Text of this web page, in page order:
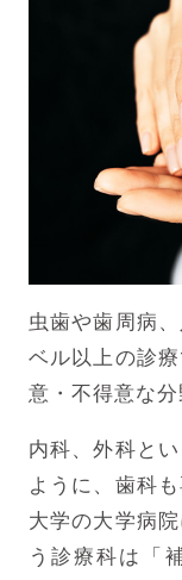
虫歯や歯周病
ベル以上の診
意・不得意な分
内科、外科と
ように、歯科
大学の大学病
う診療科は「